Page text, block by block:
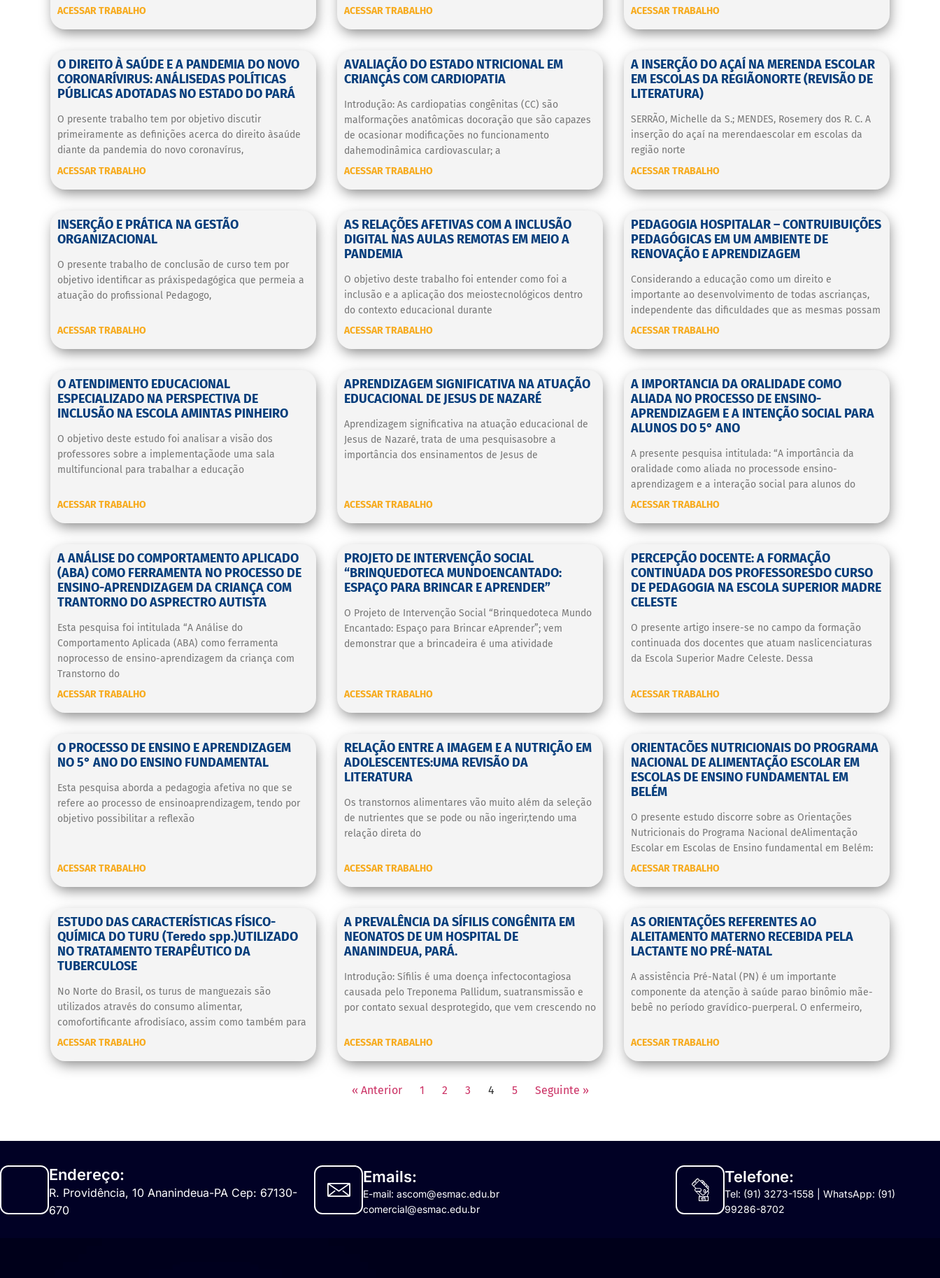
ACESSAR TRABALHO ACESSAR TRABALHO
ACESSAR TRABALHO
O DIREITO À SAÚDE E A PANDEMIA DO NOVO
CORONARÍVIRUS: ANÁLISEDAS POLÍTICAS
PÚBLICAS ADOTADAS NO ESTADO DO PARÁ
O presente trabalho tem por objetivo discutir
primeiramente as definições acerca do direito àsaúde
diante da pandemia do novo coronavírus,
ACESSAR TRABALHO
AVALIAÇÃO DO ESTADO NTRICIONAL EM
CRIANÇAS COM CARDIOPATIA
Introdução: As cardiopatias congênitas (CC) são
malformações anatômicas docoração que são capazes
de ocasionar modificações no funcionamento
dahemodinâmica cardiovascular; a
ACESSAR TRABALHO
A INSERÇÃO DO AÇAÍ NA MERENDA ESCOLAR
EM ESCOLAS DA REGIÃONORTE (REVISÃO DE
LITERATURA)
SERRÃO, Michelle da S.; MENDES, Rosemery dos R. C. A
inserção do açaí na merendaescolar em escolas da
região norte
ACESSAR TRABALHO
INSERÇÃO E PRÁTICA NA GESTÃO
ORGANIZACIONAL
O presente trabalho de conclusão de curso tem por
objetivo identificar as práxispedagógica que permeia a
atuação do profissional Pedagogo,
ACESSAR TRABALHO
AS RELAÇÕES AFETIVAS COM A INCLUSÃO
DIGITAL NAS AULAS REMOTAS EM MEIO A
PANDEMIA
O objetivo deste trabalho foi entender como foi a
inclusão e a aplicação dos meiostecnológicos dentro
do contexto educacional durante
ACESSAR TRABALHO
PEDAGOGIA HOSPITALAR – CONTRUIBUIÇÕES
PEDAGÓGICAS EM UM AMBIENTE DE
RENOVAÇÃO E APRENDIZAGEM
Considerando a educação como um direito e
importante ao desenvolvimento de todas ascrianças,
independente das dificuldades que as mesmas possam
ACESSAR TRABALHO
O ATENDIMENTO EDUCACIONAL
ESPECIALIZADO NA PERSPECTIVA DE
INCLUSÃO NA ESCOLA AMINTAS PINHEIRO
O objetivo deste estudo foi analisar a visão dos
professores sobre a implementaçãode uma sala
multifuncional para trabalhar a educação
ACESSAR TRABALHO
APRENDIZAGEM SIGNIFICATIVA NA ATUAÇÃO
EDUCACIONAL DE JESUS DE NAZARÉ
Aprendizagem significativa na atuação educacional de
Jesus de Nazaré, trata de uma pesquisasobre a
importância dos ensinamentos de Jesus de
ACESSAR TRABALHO
A IMPORTANCIA DA ORALIDADE COMO
ALIADA NO PROCESSO DE ENSINO-
APRENDIZAGEM E A INTENÇÃO SOCIAL PARA
ALUNOS DO 5° ANO
A presente pesquisa intitulada: “A importância da
oralidade como aliada no processode ensino-
aprendizagem e a interação social para alunos do
ACESSAR TRABALHO
A ANÁLISE DO COMPORTAMENTO APLICADO
(ABA) COMO FERRAMENTA NO PROCESSO DE
ENSINO-APRENDIZAGEM DA CRIANÇA COM
TRANTORNO DO ASPRECTRO AUTISTA
Esta pesquisa foi intitulada “A Análise do
Comportamento Aplicada (ABA) como ferramenta
noprocesso de ensino-aprendizagem da criança com
Transtorno do
ACESSAR TRABALHO
PROJETO DE INTERVENÇÃO SOCIAL
“BRINQUEDOTECA MUNDOENCANTADO:
ESPAÇO PARA BRINCAR E APRENDER”
O Projeto de Intervenção Social “Brinquedoteca Mundo
Encantado: Espaço para Brincar eAprender”; vem
demonstrar que a brincadeira é uma atividade
ACESSAR TRABALHO
PERCEPÇÃO DOCENTE: A FORMAÇÃO
CONTINUADA DOS PROFESSORESDO CURSO
DE PEDAGOGIA NA ESCOLA SUPERIOR MADRE
CELESTE
O presente artigo insere-se no campo da formação
continuada dos docentes que atuam naslicenciaturas
da Escola Superior Madre Celeste. Dessa
ACESSAR TRABALHO
O PROCESSO DE ENSINO E APRENDIZAGEM
NO 5° ANO DO ENSINO FUNDAMENTAL
Esta pesquisa aborda a pedagogia afetiva no que se
refere ao processo de ensinoaprendizagem, tendo por
objetivo possibilitar a reflexão
ACESSAR TRABALHO
RELAÇÃO ENTRE A IMAGEM E A NUTRIÇÃO EM
ADOLESCENTES:UMA REVISÃO DA
LITERATURA
Os transtornos alimentares vão muito além da seleção
de nutrientes que se pode ou não ingerir,tendo uma
relação direta do
ACESSAR TRABALHO
ORIENTACÕES NUTRICIONAIS DO PROGRAMA
NACIONAL DE ALIMENTAÇÃO ESCOLAR EM
ESCOLAS DE ENSINO FUNDAMENTAL EM
BELÉM
O presente estudo discorre sobre as Orientações
Nutricionais do Programa Nacional deAlimentação
Escolar em Escolas de Ensino fundamental em Belém:
ACESSAR TRABALHO
ESTUDO DAS CARACTERÍSTICAS FÍSICO-
QUÍMICA DO TURU (Teredo spp.)UTILIZADO
NO TRATAMENTO TERAPÊUTICO DA
TUBERCULOSE
No Norte do Brasil, os turus de manguezais são
utilizados através do consumo alimentar,
comofortificante afrodisíaco, assim como também para
ACESSAR TRABALHO
A PREVALÊNCIA DA SÍFILIS CONGÊNITA EM
NEONATOS DE UM HOSPITAL DE
ANANINDEUA, PARÁ.
Introdução: Sífilis é uma doença infectocontagiosa
causada pelo Treponema Pallidum, suatransmissão e
por contato sexual desprotegido, que vem crescendo no
ACESSAR TRABALHO
AS ORIENTAÇÕES REFERENTES AO
ALEITAMENTO MATERNO RECEBIDA PELA
LACTANTE NO PRÉ-NATAL
A assistência Pré-Natal (PN) é um importante
componente da atenção à saúde parao binômio mãe-
bebê no período gravídico-puerperal. O enfermeiro,
ACESSAR TRABALHO
« Anterior 1 2 3 4 5 Seguinte »
Endereço:
R. Providência, 10 Ananindeua-PA Cep: 67130-
670
Emails:
E-mail: ascom@esmac.edu.br
comercial@esmac.edu.br
Telefone:
Tel: (91) 3273-1558 | WhatsApp: (91)
99286-8702